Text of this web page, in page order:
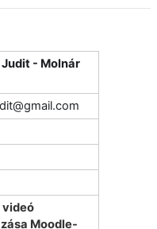
Judit - Molnár
Moodle-